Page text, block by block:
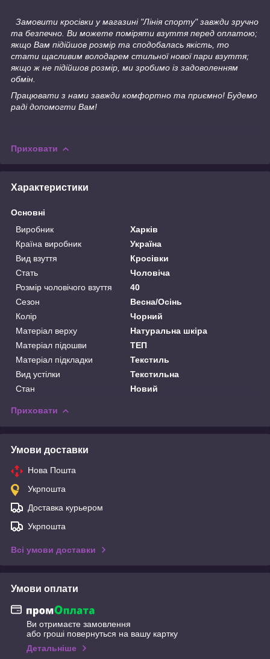
Замовити кросівки у магазині "Лінія спорту" завжди зручно
та безпечно. Ви можете поміряти взуття перед оплатою;
якщо Вам підійшов розмір та сподобалась якість, то
стати щасливим володарем стильної нової пари взуття;
якщо ж не підійшов розмір, ми зробимо із задоволенням
обмін.
Працювати з нами завжди комфортно та приємно! Будемо
раді допомогти Вам!
Приховати
Характеристики
Основні
Виробник
Харків
Країна виробник
Україна
Вид взуття
Кросівки
Стать
Чоловіча
Розмір чоловічого взуття
40
Сезон
Весна/Осінь
Колір
Чорний
Матеріал верху
Натуральна шкіра
Матеріал підошви
ТЕП
Матеріал підкладки
Текстиль
Вид устілки
Текстильна
Стан
Новий
Приховати
Умови доставки
Нова Пошта
Укрпошта
Доставка курьером
Укрпошта
Всі умови доставки
Умови оплати
Ви отримаєте замовлення
або гроші повернуться на вашу картку
Детальніше